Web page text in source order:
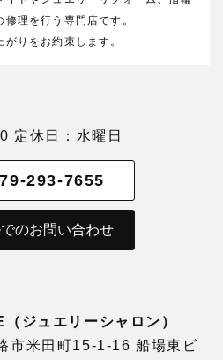
理を行う専門店です。
りをお約束します。
定休日：水曜日
293-7655
でのお問い合わせ
ジュエリーシャロン）
市米田町15-1-16 船場東ビ